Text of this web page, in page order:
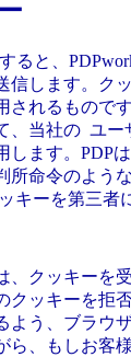
ると、
信します。ク
されるもので
、当社の ユー
します。PDP
所命令のよう
キーを第三者
、クッキーを
クッキーを拒
よう、ブラウ
ら、もしお客